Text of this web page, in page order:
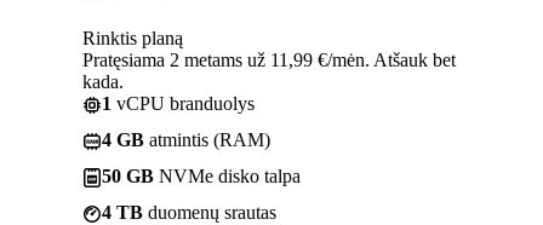
Rinktis planą
Pratęsiama 2 metams už 11,99 €/mėn. Atšauk bet
kada.
1 vCPU branduolys
4 GB atmintis (RAM)
50 GB NVMe disko talpa
4 TB duomenų srautas